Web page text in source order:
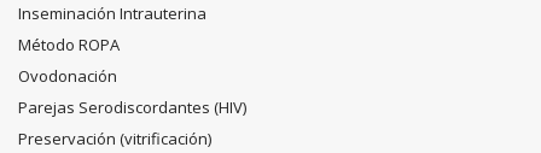
Inseminación Intrauterina
Método ROPA
Ovodonación
Parejas Serodiscordantes (HIV)
Preservación (vitrificación)